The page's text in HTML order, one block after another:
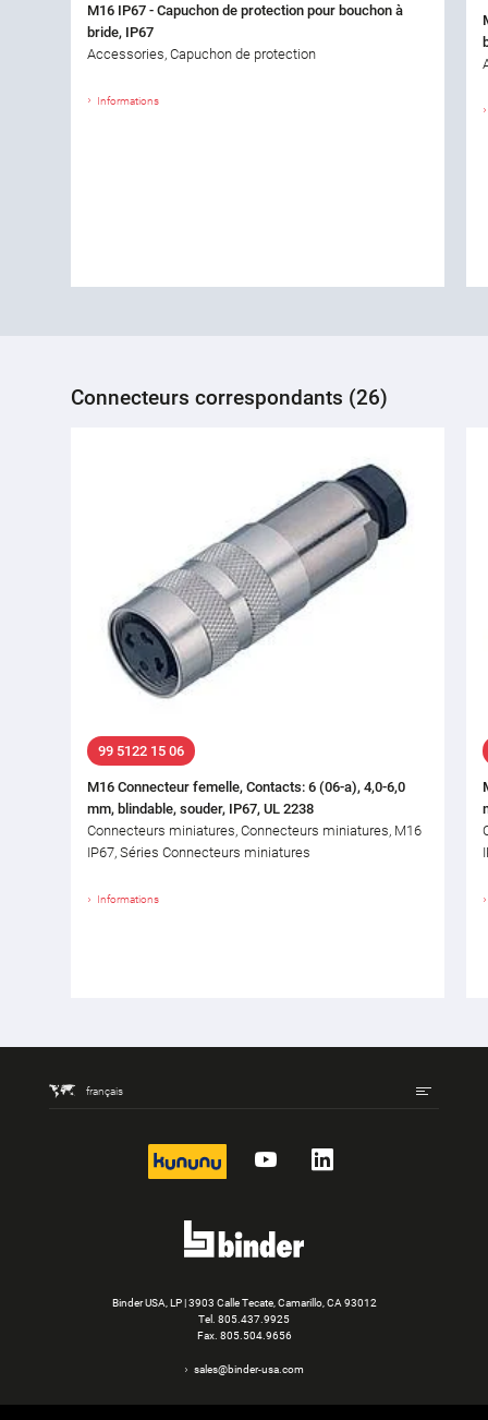
M16 IP67 - Capuchon de protection pour bouchon à
bride, IP67
Accessories, Capuchon de protection
Informations
Connecteurs correspondants (26)
99 5122 15 06
M16 Connecteur femelle, Contacts: 6 (06-a), 4,0-6,0
mm, blindable, souder, IP67, UL 2238
Connecteurs miniatures, Connecteurs miniatures, M16
IP67, Séries Connecteurs miniatures
Informations
français
kununu YouTubeLinkedIn
Binder USA, LP | 3903 Calle Tecate, Camarillo, CA 93012
Tel. 805.437.9925
Fax. 805.504.9656
sales@binder-usa.com